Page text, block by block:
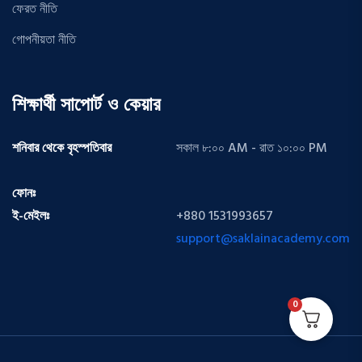
ফেরত নীতি
গোপনীয়তা নীতি
শিক্ষার্থী সাপোর্ট ও কেয়ার
শনিবার থেকে বৃহস্পতিবার
ফোনঃ
ই-মেইলঃ
সকাল ৮:০০ AM - রাত ১০:০০ PM
+880 1531993657
support@saklainacademy.com
0